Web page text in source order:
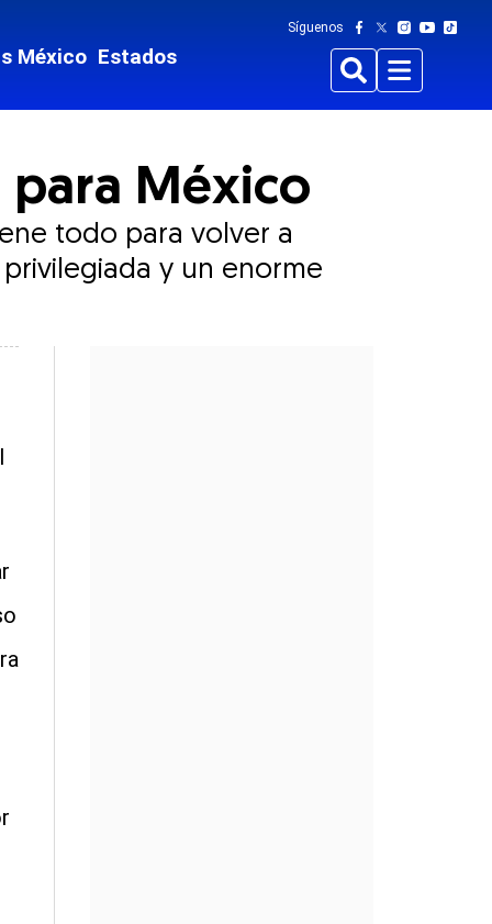
México Estados
Síguenos
BuscarMenu
para México
todo para volver a
y un enorme